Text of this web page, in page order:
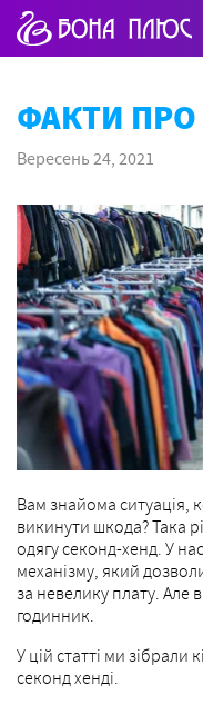
ФАКТИ
Вересень 24, 2021
Вам знайома ситуація,
викинути шкода? Така
одягу секонд-хенд. У
механізму, який
за невелику плату. Але
годинник.
У цій статті ми зібрали
секонд хенді.